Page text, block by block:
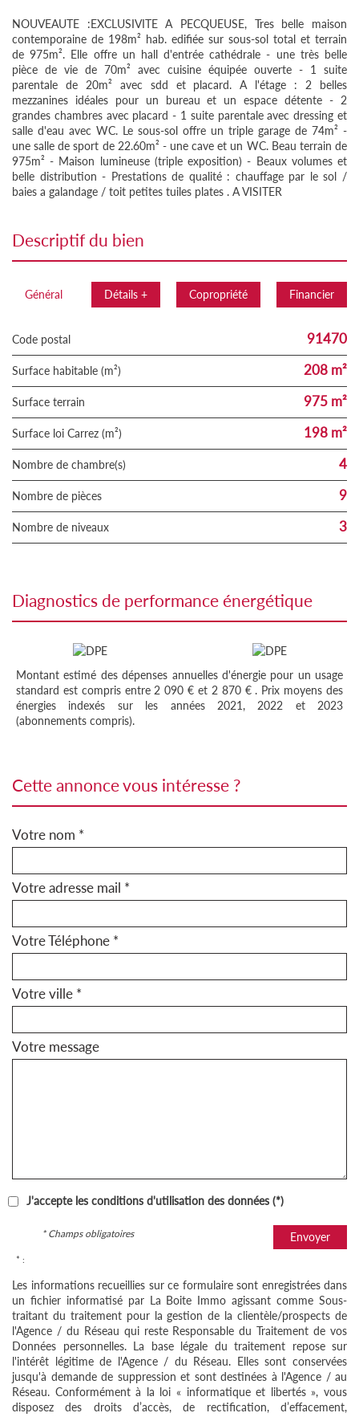
NOUVEAUTE :EXCLUSIVITE A PECQUEUSE, Tres belle maison
contemporaine de 198m² hab. edifiée sur sous-sol total et terrain
de 975m². Elle offre un hall d'entrée cathédrale - une très belle
pièce de vie de 70m² avec cuisine équipée ouverte - 1 suite
parentale de 20m² avec sdd et placard. A l'étage : 2 belles
mezzanines idéales pour un bureau et un espace détente - 2
grandes chambres avec placard - 1 suite parentale avec dressing et
salle d'eau avec WC. Le sous-sol offre un triple garage de 74m² -
une salle de sport de 22.60m² - une cave et un WC. Beau terrain de
975m² - Maison lumineuse (triple exposition) - Beaux volumes et
belle distribution - Prestations de qualité : chauffage par le sol /
baies a galandage / toit petites tuiles plates . A VISITER
descriptif du bien
Général Détails + Copropriété Financier
Code postal 91470
Surface habitable (m²) 208 m²
surface terrain 975 m²
Surface loi Carrez (m²) 198 m²
Nombre de chambre(s) 4
Nombre de pièces 9
Nombre de niveaux 3
diagnostics de performance énergétique
Montant estimé des dépenses annuelles d'énergie pour un usage
standard est compris entre 2 090 € et 2 870 € . Prix moyens des
énergies indexés sur les années 2021, 2022 et 2023
(abonnements compris).
cette annonce vous intéresse ?
Votre nom *
Votre adresse mail *
Votre Téléphone *
Votre ville *
Votre message
J'accepte les conditions d'utilisation des données (*)
Envoyer
* Champs obligatoires
* :
Les informations recueillies sur ce formulaire sont enregistrées dans
un fichier informatisé par La Boite Immo agissant comme Sous-
traitant du traitement pour la gestion de la clientèle/prospects de
l'Agence / du Réseau qui reste Responsable du Traitement de vos
Données personnelles. La base légale du traitement repose sur
l'intérêt légitime de l'Agence / du Réseau. Elles sont conservées
jusqu'à demande de suppression et sont destinées à l'Agence / au
Réseau. Conformément à la loi « informatique et libertés », vous
disposez des droits d’accès, de rectification, d’effacement,